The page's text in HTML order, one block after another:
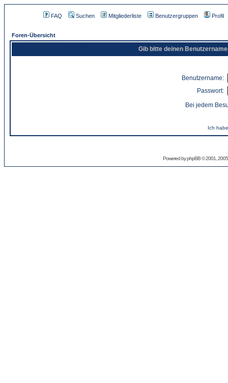
FAQ Suchen Mitgliederliste Benutzergruppen Profil
Foren-Übersicht
Gib bitte deinen
Benutzername:
Passwort:
Bei jedem
Ich
Powered byphpBB© 2001,